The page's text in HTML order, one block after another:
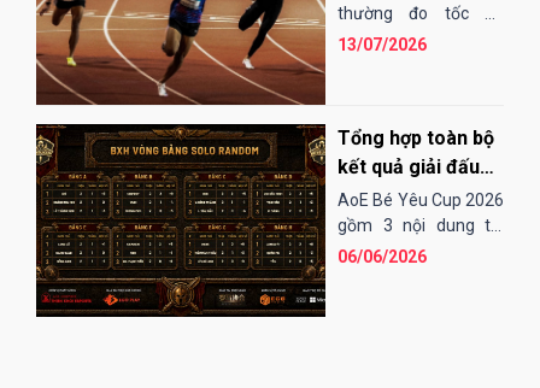
nhất?
thường đo tốc độ
chạy của các đơn vị
13/07/2026
Tổng hợp toàn bộ
kết quả giải đấu
AoE Bé Yêu Cup
2026
AoE Bé Yêu Cup 2026
gồm 3 nội dung thi
đấu: Solo Random,
06/06/2026